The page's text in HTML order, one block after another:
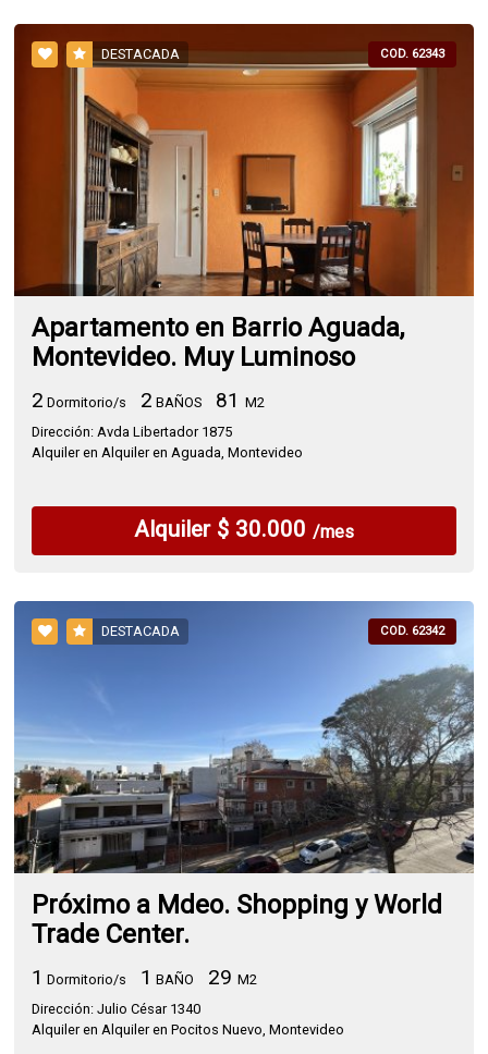
DESTACADA COD. 62343
Apartamento en Barrio Aguada,
Montevideo. Muy Luminoso
2 Dormitorio/s 2 BAÑOS 81 M2
Dirección: Avda Libertador 1875
Alquiler en Alquiler en Aguada, Montevideo
Alquiler $ 30.000 /mes
DESTACADA COD. 62342
Próximo a Mdeo. Shopping y World
Trade Center.
1 Dormitorio/s 1 BAÑO 29 M2
Dirección: Julio César 1340
Alquiler en Alquiler en Pocitos Nuevo, Montevideo